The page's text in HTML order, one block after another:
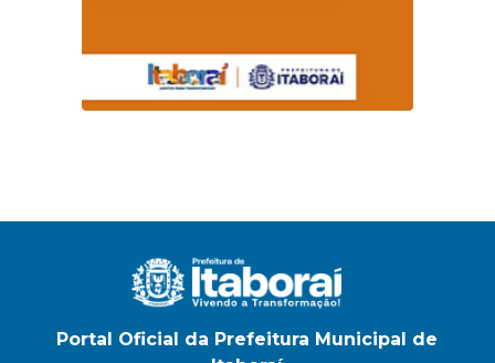
Portal Oficial da Prefeitura Municipal de